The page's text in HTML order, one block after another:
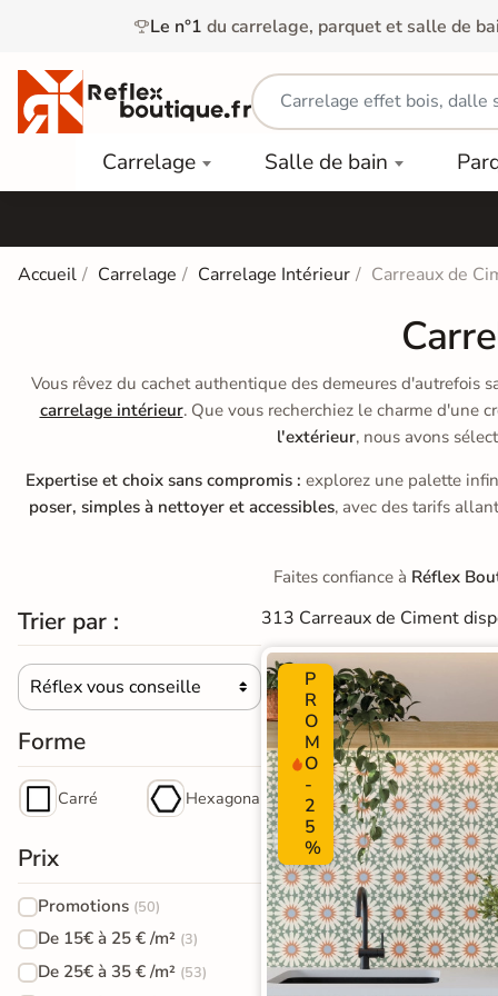
Le n°1 du carrelage, parquet et salle de
Carrelage
Carrelage
Extérieur
Dalle
Carrelage
Salle de
Bain
Finition
Format
Par
Coloris
Destockage
EFFET
Carreaux
de
ciment
Salle de bain
Douche
WC
Bain
Meuble de
rangement
Vasque et
lavabo
Mitigeur de
lavabo et
vasque
Miroir
Eclairage
Contrecollé
Stratifié
clair
Stratifié
Stratifié
Bois
gris
Stratifié
Bois
PAR
FORMAT
Stratifié
Lame
TYPE
Dalles
PVC
PVC
PAR
COULEUR
Sol
PVC
Clair
PVC
Gris
Sol
de
de Bains
en
Accueil Carrelage Carrelage Intérieur Carreaux de
Vous rêvez du cachet authentique des demeures d'autrefois
carrelage intérieur. Que vous recherchiez le charme d'une
l'extérieur, nous avons
Expertise et choix sans compromis : explorez une palette
poser, simples à nettoyer et accessibles, avec des tarifs
Faites confiance à Réflex
Trier par :
Réflex vous conseille 
Forme
Carré Hexagonal
Prix
Promotions (50)
De 15€ à 25 € /m² (3)
De 25€ à 35 € /m² (53)
313 Carreaux de Ciment
P
R
O
M
O
-
2
5
%